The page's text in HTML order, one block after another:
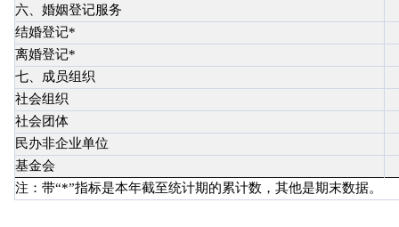
六、婚姻登记服务
结婚登记*
离婚登记*
七、成员组织
社会组织
社会团体
民办非企业单位
基金会
注：带“*”指标是本年截至统计期的累计数，其他是期末数据。